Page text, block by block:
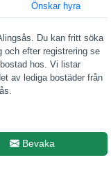
Önskar hyra
Du kan fritt söka
och efter registrering se
hos. Vi listar
av lediga bostäder från
Bevaka